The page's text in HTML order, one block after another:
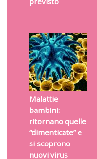
Malattie
bambini:
ritornano quelle
“dimenticate” e
si scoprono
nuovi virus